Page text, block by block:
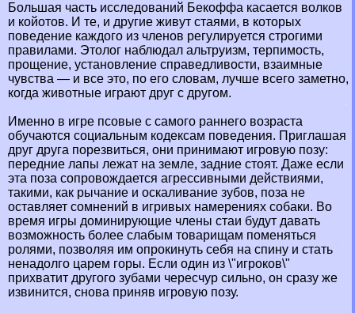
Большая часть исследований Бекоффа касается волков
и койотов. И те, и другие живут стаями, в которых
поведение каждого из члeнов регулируется строгими
правилами. Этолог наблюдал альтруизм, терпимость,
прощение, установление справедливости, взаимные
чувства — и все это, по его словам, лучше всего заметно,
когда животные играют друг с другом.
Именно в игре псовые с самого раннего возраста
обучаются социальным кодексам поведения. Приглашая
друг друга порезвиться, они принимают игровую позу:
передние лапы лежат на земле, задние стоят. Даже если
эта поза сопровождается агрессивными действиями,
такими, как рычание и оскаливание зубов, поза не
оставляет сомнений в игривых намерениях собаки. Во
время игры доминирующие члeны стаи будут давать
возможность более слабым товарищам поменяться
ролями, позволяя им опрокинуть себя на спину и стать
ненадолго царем горы. Если один из \"игроков\"
прихватит другого зубами чересчур сильно, он сразу же
извинится, снова приняв игровую позу.